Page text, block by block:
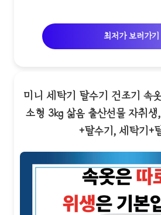
최저가 보러가기
미니 세탁기 탈수기 건조기 속
소형 3kg 삶음 출산선물 자취생
+탈수기, 세탁기+